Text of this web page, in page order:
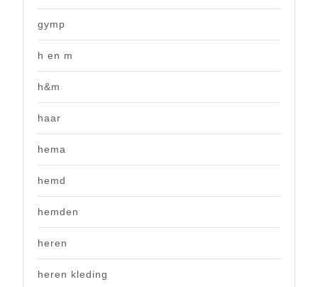
gymp
h en m
h&m
haar
hema
hemd
hemden
heren
heren kleding